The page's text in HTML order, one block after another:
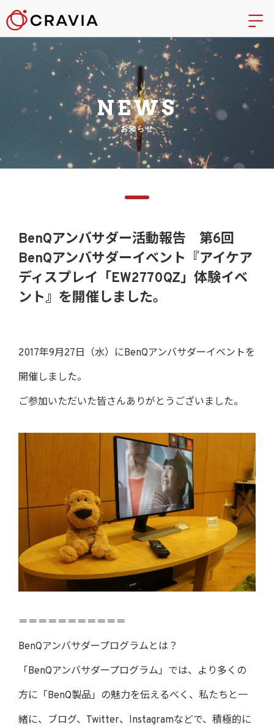
NEWS
お知らせ
BenQアンバサダー活動報告 第6回
BenQアンバサダーイベント『アイケア
ディスプレイ「EW2770QZ」体験イベ
ント』を開催しました。
2017年9月27日（水）にBenQアンバサダーイベントを
開催しました。
ご参加いただいた皆さんありがとうございました。
＝＝＝＝＝＝＝＝＝＝＝
BenQアンバサダープログラムとは？
「BenQアンバサダープログラム」では、より多くの
方に「BenQ製品」の魅力を伝えるべく、私たちと一
緒に、ブログ、Twitter、Instagramなどで、積極的に